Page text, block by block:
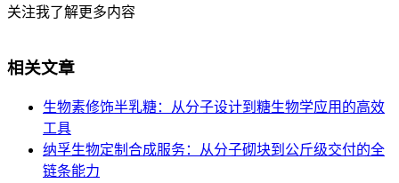
关注我了解更多内容
相关文章
生物素修饰半乳糖：从分子设计到糖生物学应用的高效
工具
纳孚生物定制合成服务：从分子砌块到公斤级交付的全
链条能力